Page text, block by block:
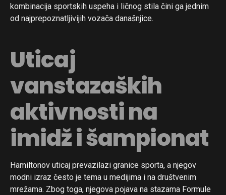
kombinacija sportskih uspeha i ličnog stila čini ga jednim
od najprepoznatljivijih vozača današnjice.
Uticaj
vanstazaških
aktivnosti na
imidž i šampionat
Hamiltonov uticaj prevazilazi granice sporta, a njegov
modni izraz često je tema u medijima i na društvenim
mrežama. Zbog toga, njegova pojava na stazama Formule